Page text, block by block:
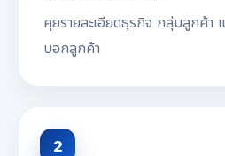
คุยรายละเอียดธุรกิจ กลุ่มลูกค้า
บอกลูกค้า
2